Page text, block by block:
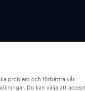
problem och förbättra vår
Du kan välja att